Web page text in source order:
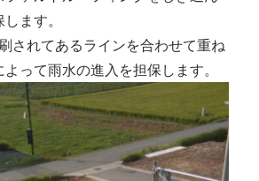
ます。
されてあるラインを合わせて重ね
って雨水の進入を担保します。